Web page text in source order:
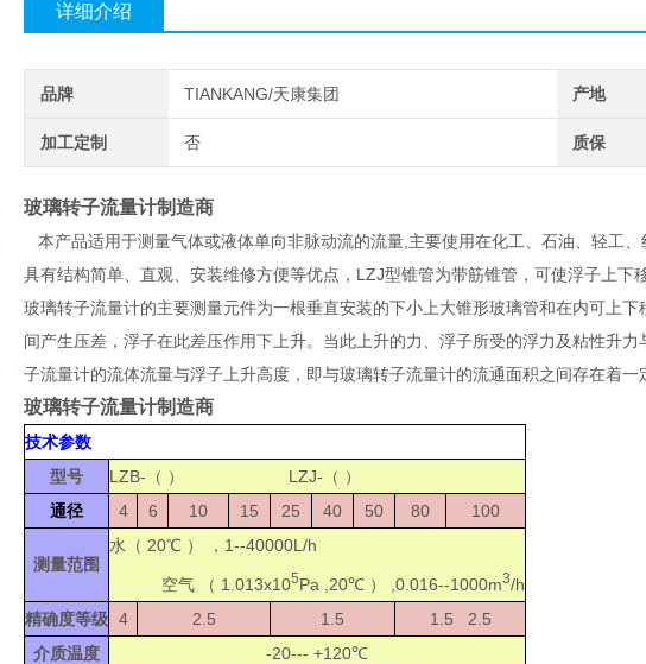
详细介绍
品牌 TIANKANG/天康集团 产地
加工定制 否 质保
玻璃转子流量计制造商
本产品适用于测量气体或液体单向非脉动流的流量,主要使用在化工、石油、轻工
具有结构简单、直观、安装维修方便等优点，LZJ型锥管为带筋锥管，可使浮子上下
玻璃转子流量计的主要测量元件为一根垂直安装的下小上大锥形玻璃管和在内可上
间产生压差，浮子在此差压作用下上升。当此上升的力、浮子所受的浮力及粘性升
子流量计的流体流量与浮子上升高度，即与玻璃转子流量计的流通面积之间存在着
玻璃转子流量计制造商
技术参数
型号
LZB-（ ） LZJ-（ ）
通径
4 6 10 15 25 40 50 80 100
测量范围
水（ 20℃ ） ，1--40000L/h
空气 （ 1.013x105Pa ,20℃ ） ,0.016--1000m3/h
精确度等级 4 2.5 1.5
1.5 2.5
介质温度
-20--- +120℃